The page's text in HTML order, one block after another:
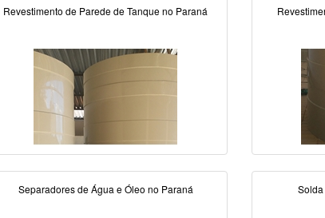
Revestimento de Parede de Tanque no Paraná
Separadores de Água e Óleo no Paraná